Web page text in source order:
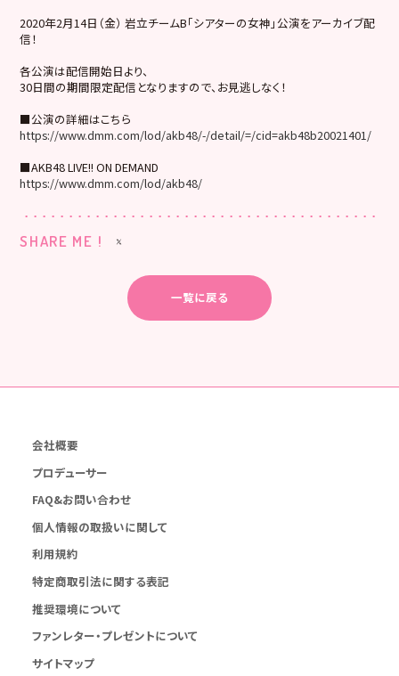
2020年2月14日（金） 岩立チームB「シアターの女神」公演をアーカイブ配
信！
各公演は配信開始日より、
30日間の期間限定配信となりますので、お見逃しなく！
■公演の詳細はこちら
https://www.dmm.com/lod/akb48/-/detail/=/cid=akb48b20021401/
■AKB48 LIVE!! ON DEMAND
https://www.dmm.com/lod/akb48/
SHARE ME !
一覧に戻る
会社概要
プロデューサー
FAQ&お問い合わせ
個人情報の取扱いに関して
利用規約
特定商取引法に関する表記
推奨環境について
ファンレター・プレゼントについて
サイトマップ